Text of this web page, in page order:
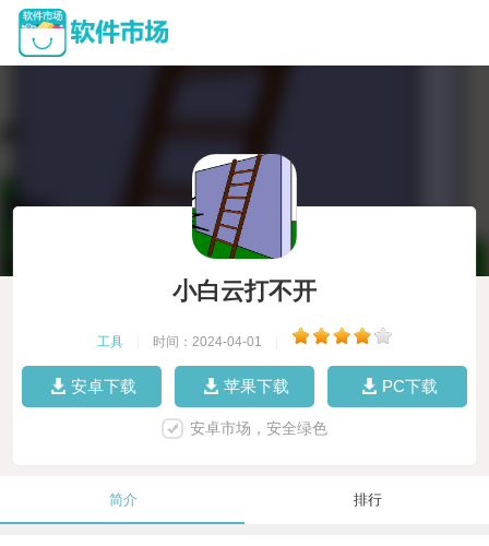
小白云打不开
工具 时间：2024-04-01
安卓下载 苹果下载 PC下载
安卓市场，安全绿色
简介 排行